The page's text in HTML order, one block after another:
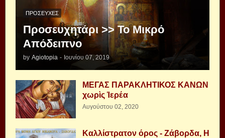
ΠΡΟΣΕΥΧΈΣ
Προσευχητάρι >> Το Μικρό
Απόδειπνο
by Agiotopia - Ιουνίου 07, 2019
ΜΕΓΑΣ ΠΑΡΑΚΛΗΤΙΚΟΣ ΚΑΝΩΝ
χωρὶς Ἱερέα
Αυγούστου 02, 2020
Καλλίστρατον όρος - Ζάβορδα, Η